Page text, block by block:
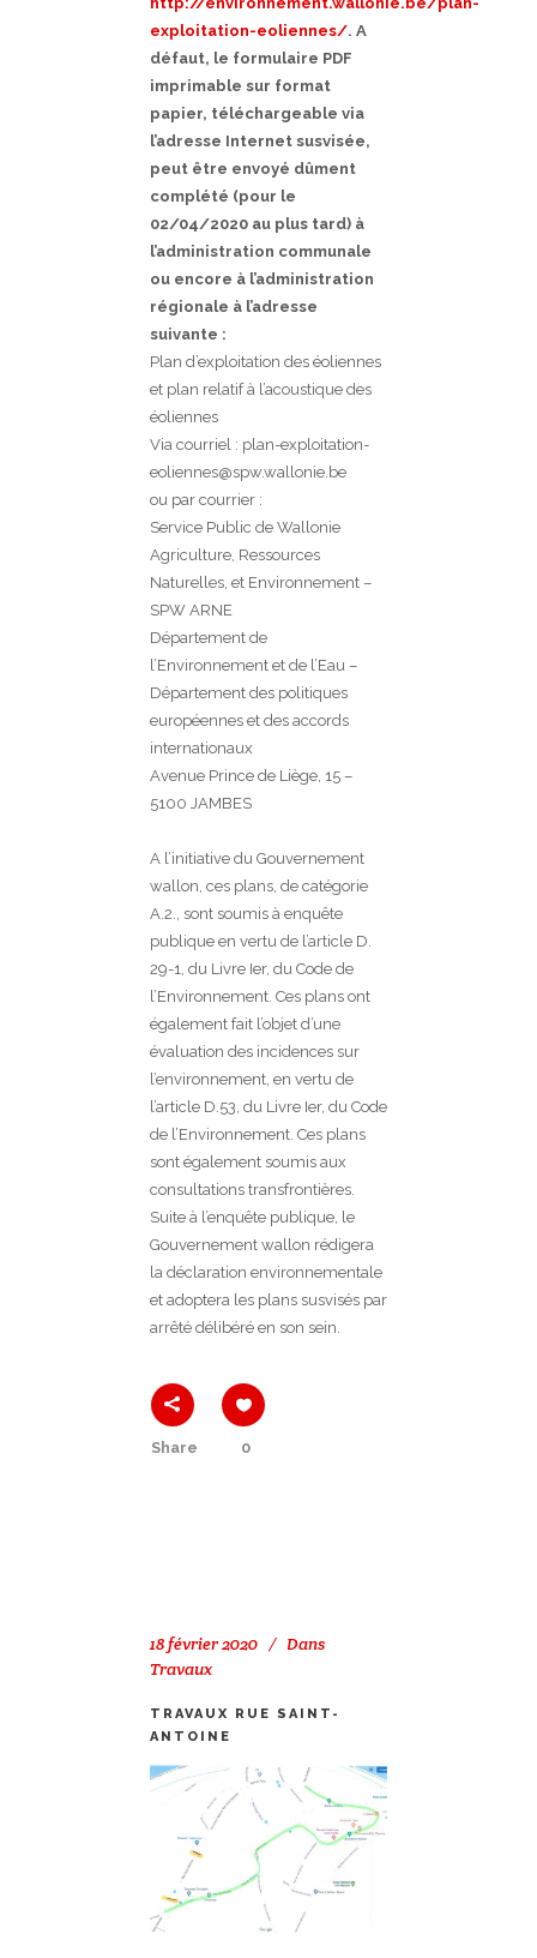
exploitation-eoliennes/. A
défaut, le formulaire PDF
imprimable sur format
papier, téléchargeable via
l’adresse Internet susvisée,
peut être envoyé dûment
complété (pour le
02/04/2020 au plus tard) à
l’administration communale
ou encore à l’administration
régionale à l’adresse
suivante :
Plan d’exploitation des éoliennes
et plan relatif à l’acoustique des
éoliennes
Via courriel : plan-exploitation-
eoliennes@spw.wallonie.be
ou par courrier :
Service Public de Wallonie
Agriculture, Ressources
Naturelles, et Environnement –
SPW ARNE
Département de
l’Environnement et de l’Eau –
Département des politiques
européennes et des accords
internationaux
Avenue Prince de Liège, 15 –
5100 JAMBES
A l’initiative du Gouvernement
wallon, ces plans, de catégorie
A.2., sont soumis à enquête
publique en vertu de l’article D.
29-1, du Livre Ier, du Code de
l’Environnement. Ces plans ont
également fait l’objet d’une
évaluation des incidences sur
l’environnement, en vertu de
l’article D.53, du Livre Ier, du Code
de l’Environnement. Ces plans
sont également soumis aux
consultations transfrontières.
Suite à l’enquête publique, le
Gouvernement wallon rédigera
la déclaration environnementale
et adoptera les plans susvisés par
arrêté délibéré en son sein.
Share 0
18 février 2020
Dans
Travaux
TRAVAUX RUE SAINT-
ANTOINE